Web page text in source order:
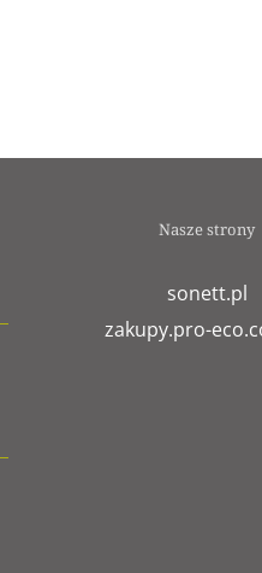
Nasze strony
sonett.pl
zakupy.pro-